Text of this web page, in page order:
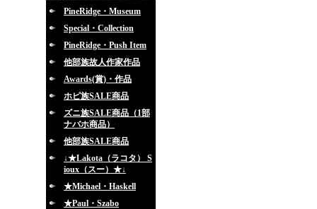
別
PineRidge・Museum
Special・Collection
PineRidge・Push Item
他部族故人作家作品
Awards(賞)・作品
ホピ族SALE商品
ズニ族SALE商品（1部
ナバホ商品）
他部族SALE商品
↓★Lakota（ラコタ） S
ioux（スー）★↓
★Michael・Haskell
★Paul・Szabo